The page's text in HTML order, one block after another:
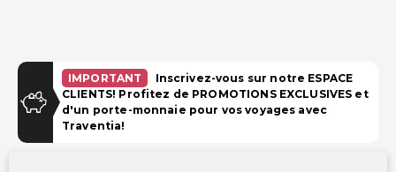
IMPORTANT
Inscrivez-vous sur notre ESPACE
CLIENTS! Profitez de PROMOTIONS EXCLUSIVES et
d'un porte-monnaie pour vos voyages avec
Traventia!